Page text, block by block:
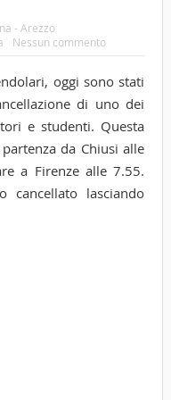
- Arezzo
Nessun commento
oggi sono stati
di uno dei
e studenti. Questa
da Chiusi alle
a Firenze alle 7.55.
cancellato lasciando